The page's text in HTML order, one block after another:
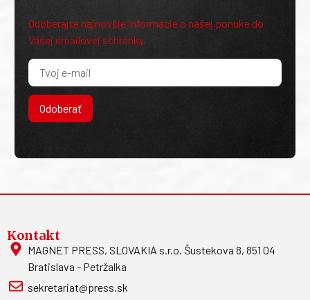
Odoberajte najnovšie informácie o našej ponuke do
Vašej emailovej schránky.
Odoberať
Kontakt
MAGNET PRESS, SLOVAKIA s.r.o. Šustekova 8, 851 04
Bratislava - Petržalka
sekretariat@press.sk